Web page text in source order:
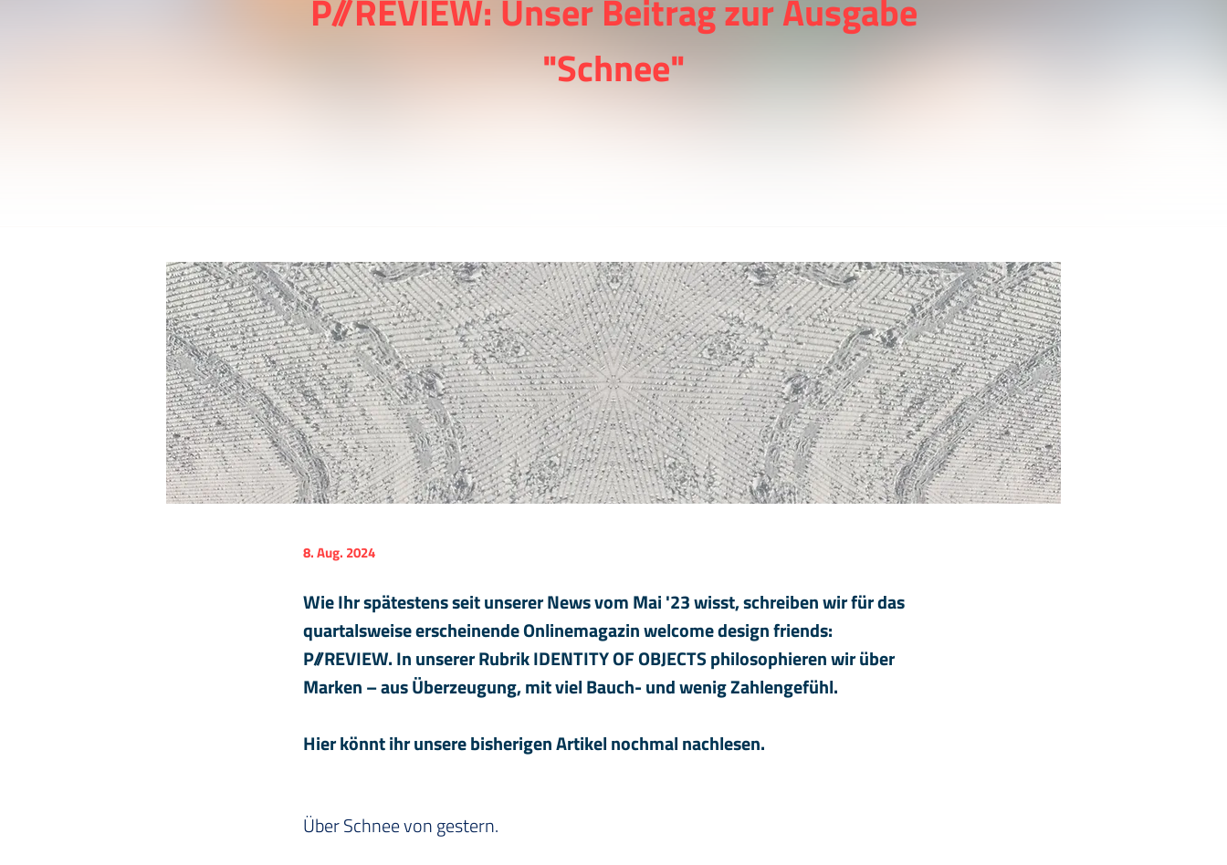
P//REVIEW: Unser Beitrag zur Ausgabe
"Schnee"
8. Aug. 2024
Wie Ihr spätestens seit unserer News vom Mai '23 wisst, schreiben wir für das
quartalsweise erscheinende Onlinemagazin welcome design friends:
P//REVIEW. In unserer Rubrik IDENTITY OF OBJECTS philosophieren wir über
Marken – aus Überzeugung, mit viel Bauch- und wenig Zahlengefühl.
Hier könnt ihr unsere bisherigen Artikel nochmal nachlesen.
Über Schnee von gestern.